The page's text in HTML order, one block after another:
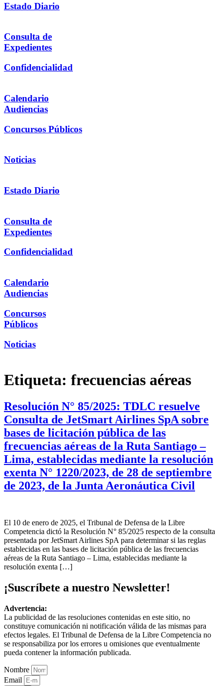
Estado Diario
Consulta de
Expedientes
Confidencialidad
Calendario
Audiencias
Concursos Públicos
Noticias
Estado Diario
Consulta de
Expedientes
Confidencialidad
Calendario
Audiencias
Concursos
Públicos
Noticias
Etiqueta: frecuencias aéreas
Resolución N° 85/2025: TDLC resuelve
Consulta de JetSmart Airlines SpA sobre
bases de licitación pública de las
frecuencias aéreas de la Ruta Santiago –
Lima, establecidas mediante la resolución
exenta N° 1220/2023, de 28 de septiembre
de 2023, de la Junta Aeronáutica Civil
El 10 de enero de 2025, el Tribunal de Defensa de la Libre
Competencia dictó la Resolución N° 85/2025 respecto de la consulta
presentada por JetSmart Airlines SpA para determinar si las reglas
establecidas en las bases de licitación pública de las frecuencias
aéreas de la Ruta Santiago – Lima, establecidas mediante la
resolución exenta […]
¡Suscríbete a nuestro Newsletter!
Advertencia:
La publicidad de las resoluciones contenidas en este sitio, no
constituye comunicación ni notificación válida de las mismas para
efectos legales. El Tribunal de Defensa de la Libre Competencia no
se responsabiliza por los errores u omisiones que eventualmente
pueda contener la información publicada.
Nombre
Email